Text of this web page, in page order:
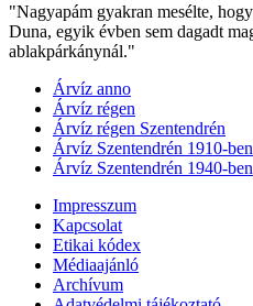
"Nagyapám gyakran mesélte,
Duna, egyik évben sem dagadt
ablakpárkánynál."
Árvíz anno
Árvíz régen
Árvíz régen Szentendrén
Árvíz Szentendrén 1910-ben
Árvíz Szentendrén 1940-ben
Impresszum
Kapcsolat
Etikai kódex
Médiaajánló
Archívum